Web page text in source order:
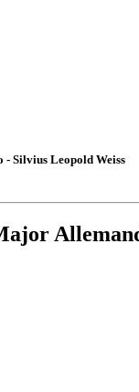
Silvius Leopold Weiss